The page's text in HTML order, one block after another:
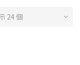
24 個